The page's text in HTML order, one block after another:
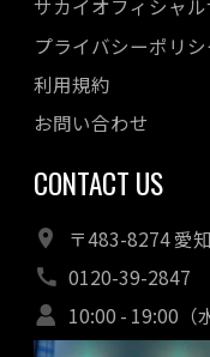
サカイオフィシャル
プライバシーポリシ
利用規約
お問い合わせ
CONTACT US
〒483-8274 愛
0120-39-2847
10:00 - 19:00（